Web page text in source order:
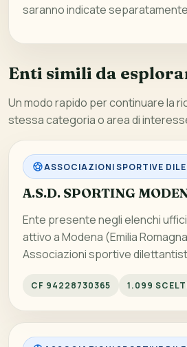
saranno indicate
Enti simili da
Un modo rapido per continuare la
stessa categoria o area di
ASSOCIAZIONI SPORTIVE
A.S.D. SPORTING
Ente presente negli elenchi
attivo a Modena (Emilia
Associazioni sportive
CF 94228730365 1.099